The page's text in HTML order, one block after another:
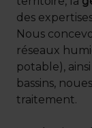
des
Nous
réseaux
potable),
bassins,
traitement.